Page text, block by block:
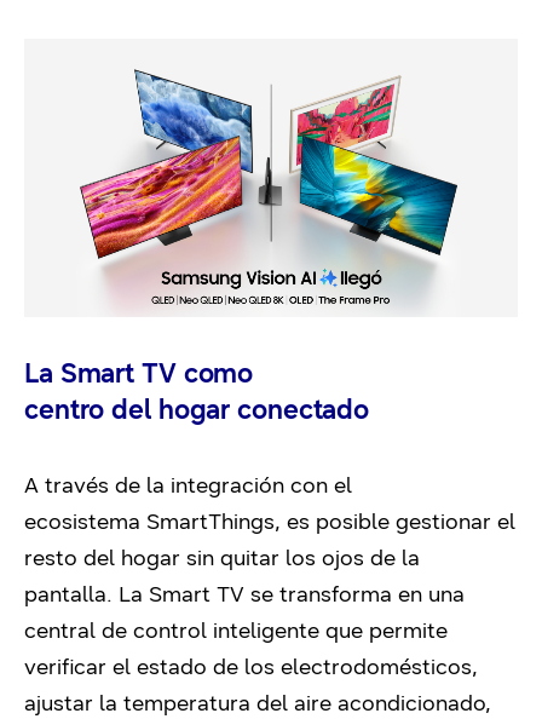
La Smart TV como
centro del hogar conectado
A través de la integración con el
ecosistema SmartThings, es posible gestionar el
resto del hogar sin quitar los ojos de la
pantalla. La Smart TV se transforma en una
central de control inteligente que permite
verificar el estado de los electrodomésticos,
ajustar la temperatura del aire acondicionado,